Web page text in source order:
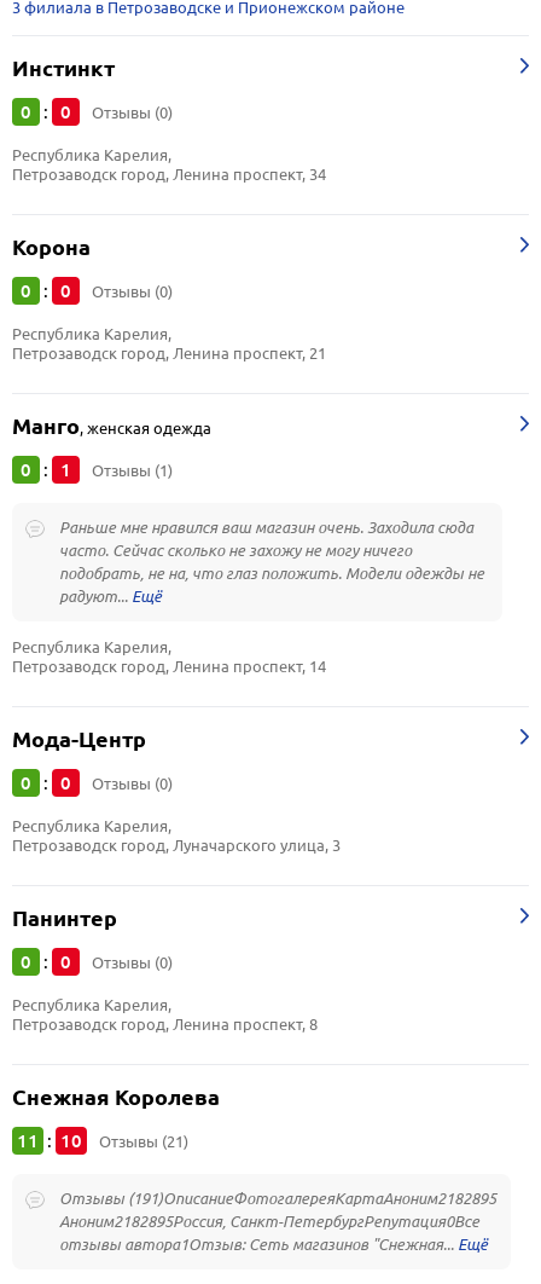
3 филиала в Петрозаводске и Прионежском районе
Инстинкт
0 : 0 Отзывы (0)
Республика Карелия,
Петрозаводск город, Ленина проспект, 34
Корона
0 : 0 Отзывы (0)
Республика Карелия,
Петрозаводск город, Ленина проспект, 21
Манго,женская одежда
0 : 1 Отзывы (1)
Раньше мне нравился ваш магазин очень. Заходила сюда
часто. Сейчас сколько не захожу не могу ничего
подобрать, не на, что глаз положить. Модели одежды не
радуют...
Республика Карелия,
Петрозаводск город, Ленина проспект, 14
Мода-Центр
0 : 0 Отзывы (0)
Республика Карелия,
Петрозаводск город, Луначарского улица, 3
Панинтер
0 : 0 Отзывы (0)
Республика Карелия,
Петрозаводск город, Ленина проспект, 8
Снежная Королева
11 : 10 Отзывы (21)
Отзывы (191)ОписаниеФотогалереяКартаАноним2182895
Аноним2182895Россия, Санкт-ПетербургРепутация0Все
отзывы автора1Отзыв: Сеть магазинов "Снежная...